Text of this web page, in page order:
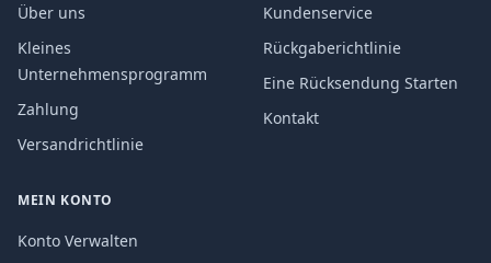
Über uns
Kleines
Unternehmensprogramm
Zahlung
Versandrichtlinie
Kundenservice
Rückgaberichtlinie
Eine Rücksendung Starten
Kontakt
MEIN KONTO
Konto Verwalten